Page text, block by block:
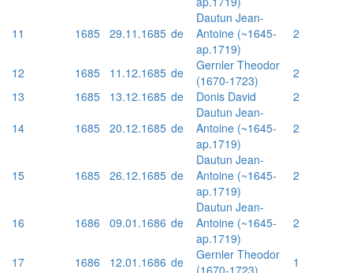
11 1685 29.11.1685 de
Dautun Jean-
Antoine (~1645-
ap.1719)
2
12 1685 11.12.1685 de
Gernler Theodor
(1670-1723)
2
13
1685 13.12.1685 de Donis David
2
14
1685 20.12.1685 de
Dautun Jean-
Antoine (~1645-
ap.1719)
2
15 1685 26.12.1685 de
Dautun Jean-
Antoine (~1645-
ap.1719)
2
16 1686 09.01.1686 de
Dautun Jean-
Antoine (~1645-
ap.1719)
2
17 1686 12.01.1686 de
Gernler Theodor
(1670-1723)
1